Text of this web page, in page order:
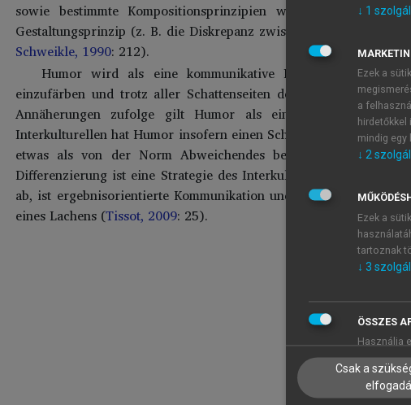
sowie bestimmte Kompositionsprinzipien wie Abschweifung,
Gestaltungsprinzip (z. B. die Diskrepanz zwischen Idee und
Schweikle, 1990: 212).
Humor wird als eine kommunikative Fähigkeit
einzufärben und trotz aller Schattenseiten des Lebens diese
Annäherungen zufolge gilt Humor als eine Fähigkeit des
Interkulturellen hat Humor insofern einen Schnittpunkt, dass es
etwas als von der Norm Abweichendes betrachtet wird und
Differenzierung ist eine Strategie des Interkulturellen und des
аb, ist ergеbnisоriеntiеrte Kommunikation und entsteht
einеs Lаchеns (Tissot, 2009: 25).
↓ 1
Ezek a
a
mindig egy
↓ 2
Ezek a
tartoznak
↓ 3
ÖSSZES
Használja
Csak a